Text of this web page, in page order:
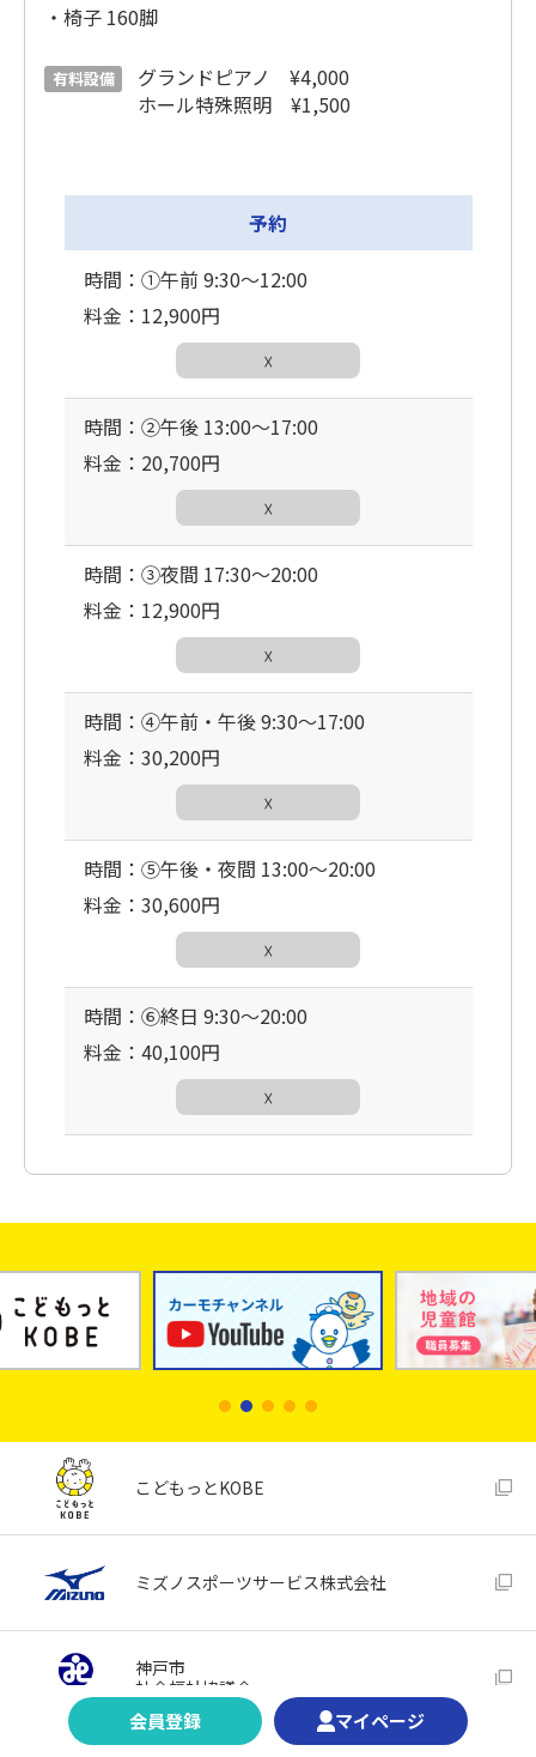
会員登録 マイページ
・椅子 160脚
有料設備
グランドピアノ ¥4,000
ホール特殊照明 ¥1,500
予約
時間：①午前 9:30〜12:00
料金：12,900円
☓
時間：②午後 13:00〜17:00
料金：20,700円
☓
時間：③夜間 17:30〜20:00
料金：12,900円
☓
時間：④午前・午後 9:30〜17:00
料金：30,200円
☓
時間：⑤午後・夜間 13:00〜20:00
料金：30,600円
☓
時間：⑥終日 9:30〜20:00
料金：40,100円
☓
こどもっとKOBE
ミズノスポーツサービス株式会社
神戸市
社会福祉協議会